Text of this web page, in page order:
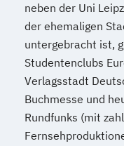
neben der Uni
der ehemaligen
untergebracht ist,
Studentenclubs
Verlagsstadt
Buchmesse und
Rundfunks (mit